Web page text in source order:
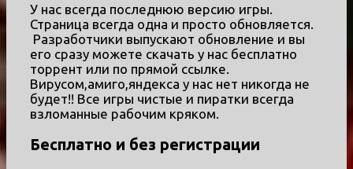
У нас всегда последнюю версию игры.
Страница всегда одна и просто обновляется.
Разработчики выпускают обновление и вы
его сразу можете скачать у нас бесплатно
торрент или по прямой ссылке.
Вирусом,амиго,яндекса у нас нет никогда не
будет!! Все игры чистые и пиратки всегда
взломанные рабочим кряком.
Бесплатно и без регистрации